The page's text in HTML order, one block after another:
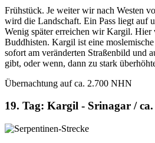
Frühstück. Je weiter wir nach Westen
wird die Landschaft. Ein Pass liegt auf
Wenig später erreichen wir Kargil. Hier
Buddhisten. Kargil ist eine
sofort am veränderten Straßenbild und
gibt, oder wenn, dann zu stark
Übernachtung auf ca. 2.700 NHN
19. Tag: Kargil - Srinagar /